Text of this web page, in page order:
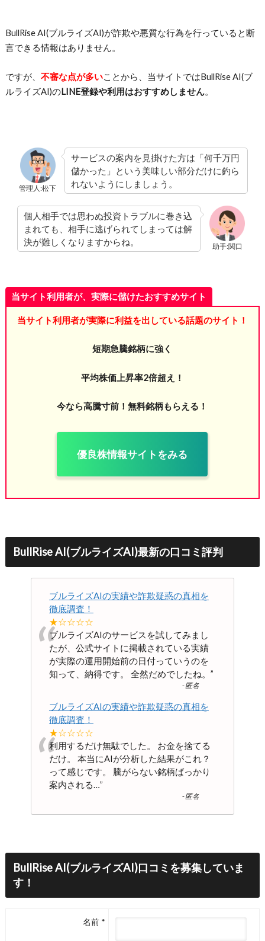
BullRise AI(ブルライズAI)が詐欺や悪質な行為を行っていると断
言できる情報はありません。
ですが、 不審な点が多いことから、当サイトではBullRise AI(ブ
ルライズAI)のLINE登録や利用はおすすめしません。
管理人:松下
サービスの案内を見掛けた方は「何千万円
儲かった」という美味しい部分だけに釣ら
れないようにしましょう。
助手:関口
個人相手では思わぬ投資トラブルに巻き込
まれても、相手に逃げられてしまっては解
決が難しくなりますからね。
当サイト利用者が、実際に儲けたおすすめサイト
当サイト利用者が実際に利益を出している話題のサイト！
短期急騰銘柄に強く
平均株価上昇率2倍超え！
今なら高騰寸前！無料銘柄もらえる！
優良株情報サイトをみる
BullRise AI(ブルライズAI)最新の口コミ評判
ブルライズAIの実績や詐欺疑惑の真相を
徹底調査！
★☆☆☆☆
“ブルライズAIのサービスを試してみまし
たが、公式サイトに掲載されている実績
が実際の運用開始前の日付っていうのを
知って、納得です。 全然だめでしたね。 ”
-匿名
ブルライズAIの実績や詐欺疑惑の真相を
徹底調査！
★☆☆☆☆
“利用するだけ無駄でした。 お金を捨てる
だけ。 本当にAIが分析した結果がこれ？
って感じです。 騰がらない銘柄ばっかり
案内される…”
-匿名
BullRise AI(ブルライズAI)口コミを募集していま
す！
名前